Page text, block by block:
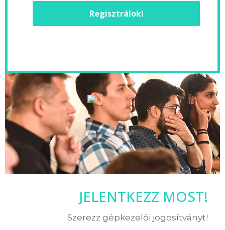
Regisztrálok!
JELENTKEZZ MOST!
Szerezz gépkezelői jogosítványt!